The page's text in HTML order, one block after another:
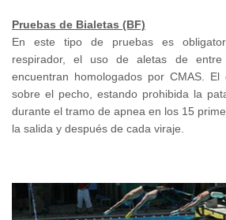
Pruebas de Bialetas (BF)
En este tipo de pruebas es
respirador, el uso de aletas de
encuentran homologados por CMAS.
sobre el pecho, estando prohibida la
durante el tramo de apnea en los 15
la salida y después de cada viraje.